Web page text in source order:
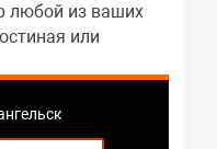
любой из ваших
или
226/1) отлично